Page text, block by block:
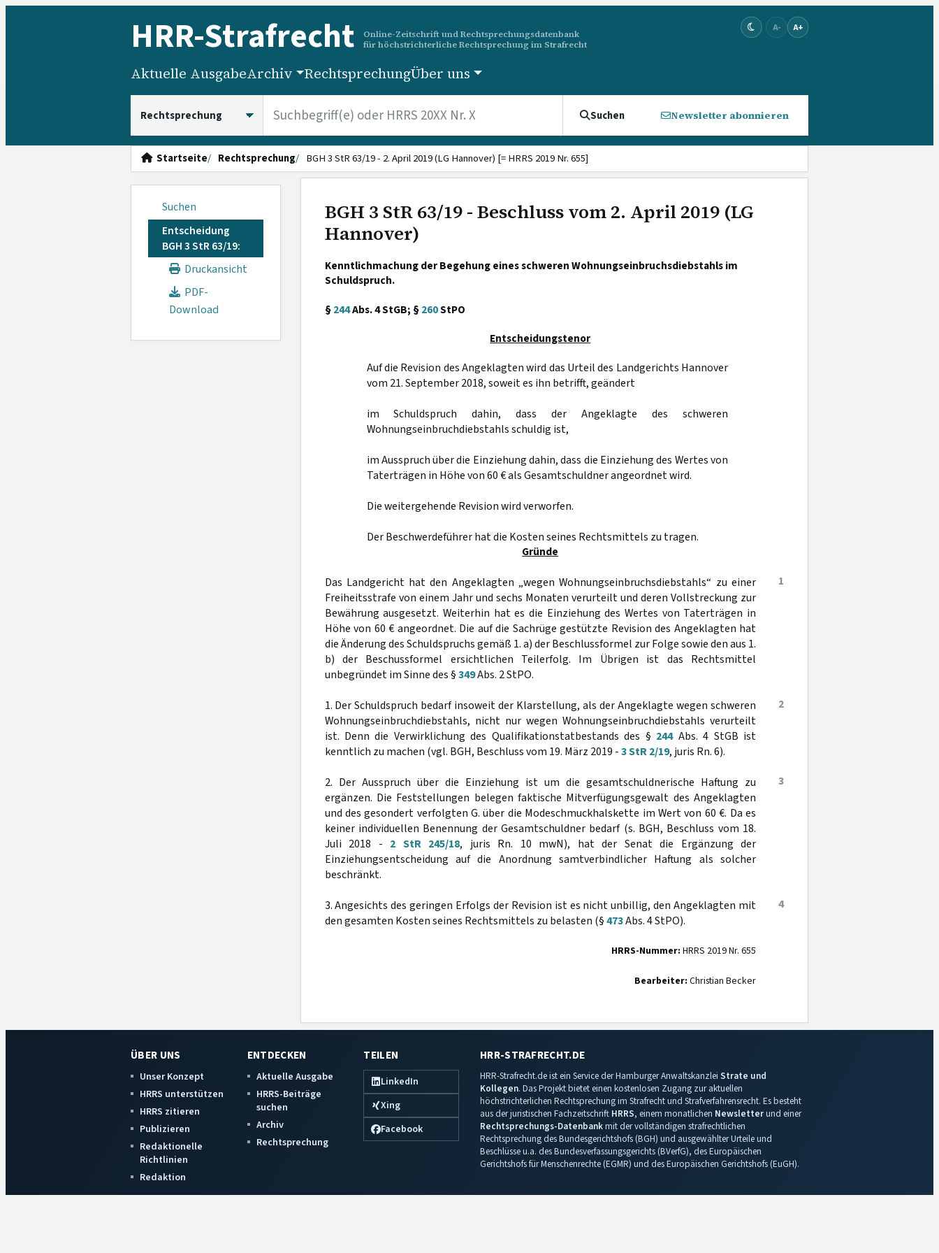
HRR-Strafrecht
Online-Zeitschrift und Rechtsprechungsdatenbank
für höchstrichterliche Rechtsprechung im Strafrecht
A- A+
Aktuelle AusgabeArchiv RechtsprechungÜber uns
Suchen Newsletter abonnieren
Startseite Rechtsprechung BGH 3 StR 63/19 - 2. April 2019 (LG Hannover) [= HRRS 2019 Nr. 655]
Suchen
Entscheidung
BGH 3 StR 63/19:
Druckansicht
PDF-
Download
BGH 3 StR 63/19 - Beschluss vom 2. April 2019 (LG
Hannover)
Kenntlichmachung der Begehung eines schweren Wohnungseinbruchsdiebstahls im
Schuldspruch.
§244Abs. 4 StGB; §260StPO
Entscheidungstenor
Auf die Revision des Angeklagten wird das Urteil des Landgerichts Hannover
vom 21. September 2018, soweit es ihn betrifft, geändert
im Schuldspruch dahin, dass der Angeklagte des schweren
Wohnungseinbruchdiebstahls schuldig ist,
im Ausspruch über die Einziehung dahin, dass die Einziehung des Wertes von
Taterträgen in Höhe von 60 € als Gesamtschuldner angeordnet wird.
Die weitergehende Revision wird verworfen.
Der Beschwerdeführer hat die Kosten seines Rechtsmittels zu tragen.
Gründe
1
Das Landgericht hat den Angeklagten „wegen Wohnungseinbruchsdiebstahls“ zu einer
Freiheitsstrafe von einem Jahr und sechs Monaten verurteilt und deren Vollstreckung zur
Bewährung ausgesetzt. Weiterhin hat es die Einziehung des Wertes von Taterträgen in
Höhe von 60 € angeordnet. Die auf die Sachrüge gestützte Revision des Angeklagten hat
die Änderung des Schuldspruchs gemäß 1. a) der Beschlussformel zur Folge sowie den aus 1.
b) der Beschussformel ersichtlichen Teilerfolg. Im Übrigen ist das Rechtsmittel
unbegründet im Sinne des §349Abs. 2 StPO.
2
1. Der Schuldspruch bedarf insoweit der Klarstellung, als der Angeklagte wegen schweren
Wohnungseinbruchdiebstahls, nicht nur wegen Wohnungseinbruchdiebstahls verurteilt
ist. Denn die Verwirklichung des Qualifikationstatbestands des § 244Abs. 4 StGB ist
kenntlich zu machen (vgl. BGH, Beschluss vom 19. März 2019 -3 StR 2/19, juris Rn. 6).
3
2. Der Ausspruch über die Einziehung ist um die gesamtschuldnerische Haftung zu
ergänzen. Die Feststellungen belegen faktische Mitverfügungsgewalt des Angeklagten
und des gesondert verfolgten G. über die Modeschmuckhalskette im Wert von 60 €. Da es
keiner individuellen Benennung der Gesamtschuldner bedarf (s. BGH, Beschluss vom 18.
Juli 2018 - 2 StR 245/18, juris Rn. 10 mwN), hat der Senat die Ergänzung der
Einziehungsentscheidung auf die Anordnung samtverbindlicher Haftung als solcher
beschränkt.
4
3. Angesichts des geringen Erfolgs der Revision ist es nicht unbillig, den Angeklagten mit
den gesamten Kosten seines Rechtsmittels zu belasten (§473Abs. 4 StPO).
HRRS-Nummer: HRRS 2019 Nr. 655
Bearbeiter: Christian Becker
ÜBER UNS
Unser Konzept
HRRS unterstützen
HRRS zitieren
Publizieren
Redaktionelle
Richtlinien
Redaktion
ENTDECKEN
Aktuelle Ausgabe
HRRS-Beiträge
suchen
Archiv
Rechtsprechung
TEILEN
LinkedIn
Xing
Facebook
HRR-STRAFRECHT.DE
HRR-Strafrecht.de ist ein Service der Hamburger Anwaltskanzlei Strate und
Kollegen. Das Projekt bietet einen kostenlosen Zugang zur aktuellen
höchstrichterlichen Rechtsprechung im Strafrecht und Strafverfahrensrecht. Es besteht
aus der juristischen Fachzeitschrift HRRS, einem monatlichen Newsletterund einer
Rechtsprechungs-Datenbankmit der vollständigen strafrechtlichen
Rechtsprechung des Bundesgerichtshofs (BGH) und ausgewählter Urteile und
Beschlüsse u.a. des Bundesverfassungsgerichts (BVerfG), des Europäischen
Gerichtshofs für Menschenrechte (EGMR) und des Europäischen Gerichtshofs (EuGH).